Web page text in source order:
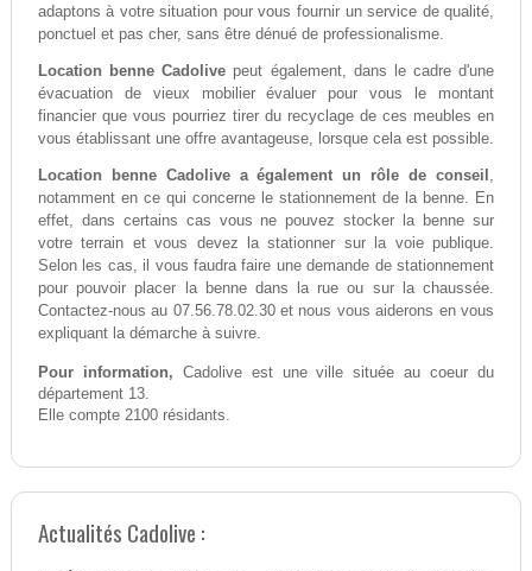
adaptons à votre situation pour vous fournir un service de qualité,
ponctuel et pas cher, sans être dénué de professionalisme.
Location benne Cadolive peut également, dans le cadre d'une
évacuation de vieux mobilier évaluer pour vous le montant
financier que vous pourriez tirer du recyclage de ces meubles en
vous établissant une offre avantageuse, lorsque cela est possible.
Location benne Cadolive a également un rôle de conseil ,
notamment en ce qui concerne le stationnement de la benne. En
effet, dans certains cas vous ne pouvez stocker la benne sur
votre terrain et vous devez la stationner sur la voie publique.
Selon les cas, il vous faudra faire une demande de stationnement
pour pouvoir placer la benne dans la rue ou sur la chaussée.
Contactez-nous au 07.56.78.02.30 et nous vous aiderons en vous
expliquant la démarche à suivre.
Pour information, Cadolive est une ville située au coeur du
département 13.
Elle compte 2100 résidants.
Actualités Cadolive :